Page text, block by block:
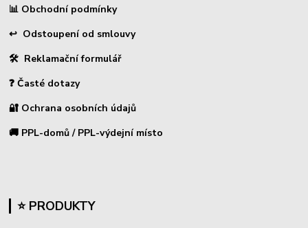
📊 Obchodní podmínky
↩ Odstoupení od smlouvy
🛠 Reklamační formulář
❓ Časté dotazy
🔐 Ochrana osobních údajů
🚚 PPL-domů / PPL-výdejní místo
⭐ PRODUKTY